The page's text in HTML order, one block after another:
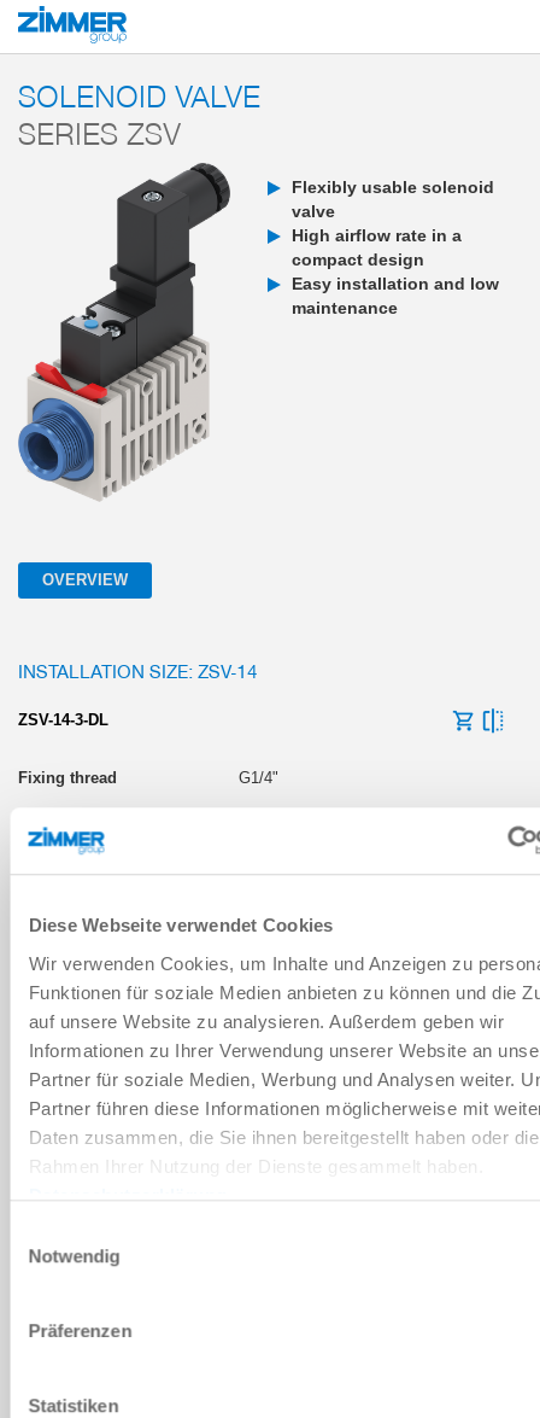
Diese Webseite verwendet Cookies
Wir verwenden Cookies, um Inhalte und Anzeigen zu
Funktionen für soziale Medien anbieten zu können und die
auf unsere Website zu analysieren. Außerdem geben wir
Informationen zu Ihrer Verwendung unserer Website an
Partner für soziale Medien, Werbung und Analysen weiter.
Partner führen diese Informationen möglicherweise mit
Daten zusammen, die Sie ihnen bereitgestellt haben oder
Rahmen Ihrer Nutzung der Dienste gesammelt haben.
Notwendig
Präferenzen
Statistiken
Start Products
SOLENOID VALVE
SERIES ZSV
Flexibly usable solenoid
valve
High airflow rate in a
compact design
Easy installation and low
maintenance
OVERVIEW
INSTALLATION SIZE: ZSV-14
ZSV-14-3-DL
G1/4"
-18 ... +65 [°C]
INSTALLATION SIZE: ZSV-18
ZSV-18-3-DL